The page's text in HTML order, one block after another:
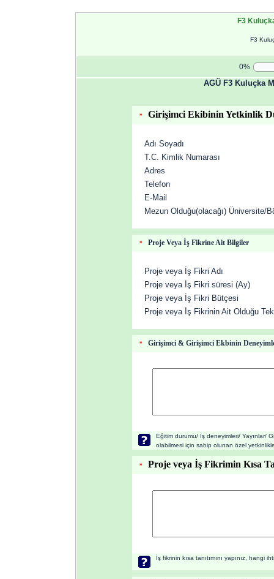
F3
F3
0%
AGÜ F3 Kuluçka
* Girişimci Ekibinin Yetkinlik
Adı Soyadı
T.C. Kimlik Numarası
Adres
Telefon
E-Mail
Mezun Olduğu(olacağı) Üniversite/
* Proje Veya İş Fikrine Ait Bilgiler
Proje veya İş Fikri Adı
Proje veya İş Fikri süresi (Ay)
Proje veya İş Fikri Bütçesi
Proje veya İş Fikrinin Ait Olduğu
* Girişimci & Girişimci Ekbinin
Eğitim durumu/ İş deneyimleri/ Yayınlar/
olabilmesi için sahip olunan özel
* Proje veya İş Fikrimin Kısa
İş fikrinin kısa tanıtımını yapınız, hangi